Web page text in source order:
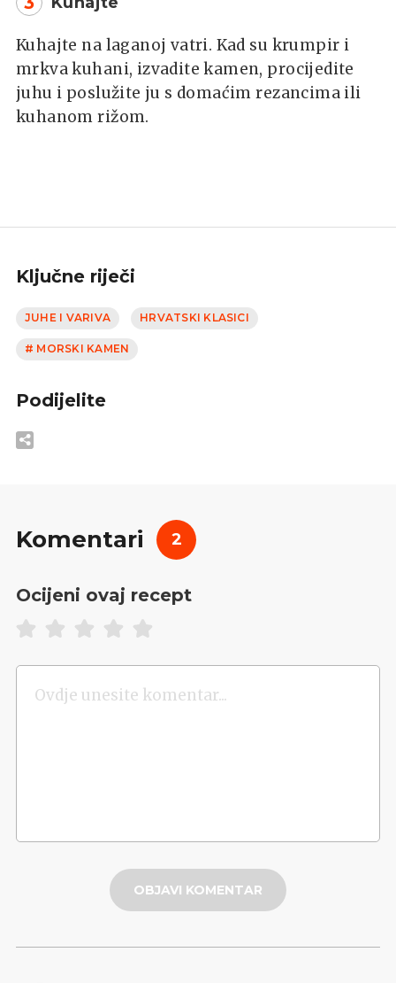
Kuhajte na laganoj vatri. Kad su krumpir i
mrkva kuhani, izvadite kamen, procijedite
juhu i poslužite ju s domaćim rezancima ili
kuhanom rižom.
Ključne riječi
JUHE I VARIVA HRVATSKI KLASICI
# MORSKI KAMEN
Podijelite
Komentari 2
Ocijeni ovaj recept
OBJAVI KOMENTAR